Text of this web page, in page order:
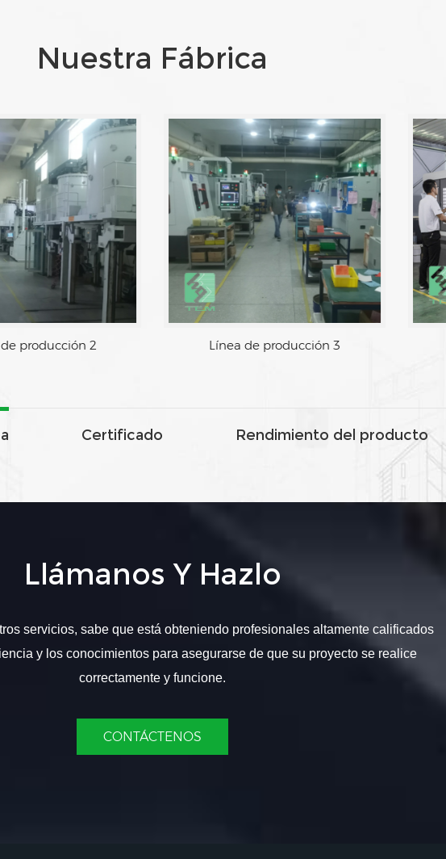
Nuestra Fábrica
producción 2 Línea de producción 3
Certificado Rendimiento del producto
Llámanos Y Hazlo
servicios, sabe que está obteniendo profesionales altamente calificados
y los conocimientos para asegurarse de que su proyecto se realice
correctamente y funcione.
CONTÁCTENOS